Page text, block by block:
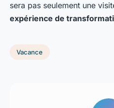
sera pas seulement une
expérience de
Vacance